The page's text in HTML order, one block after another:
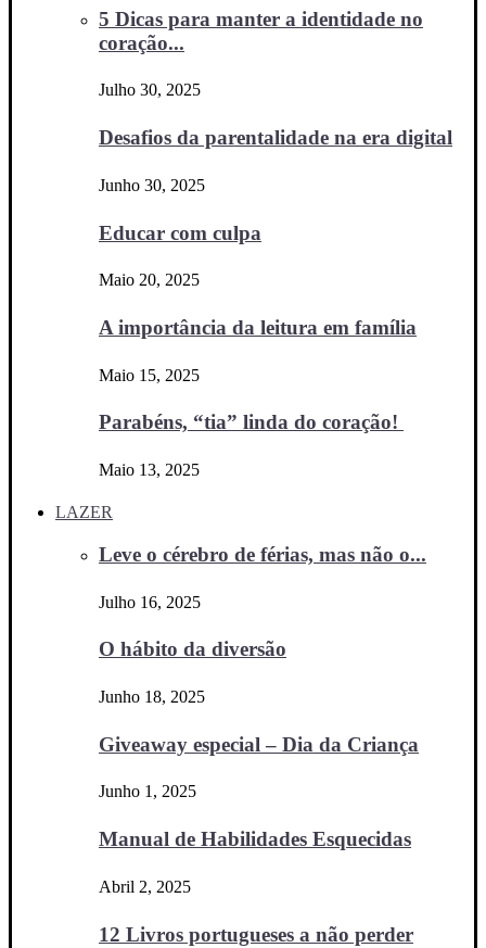
5 Dicas para manter a identidade no
coração...
Julho 30, 2025
Desafios da parentalidade na era digital
Junho 30, 2025
Educar com culpa
Maio 20, 2025
A importância da leitura em família
Maio 15, 2025
Parabéns, “tia” linda do coração!
Maio 13, 2025
LAZER
Leve o cérebro de férias, mas não o...
Julho 16, 2025
O hábito da diversão
Junho 18, 2025
Giveaway especial – Dia da Criança
Junho 1, 2025
Manual de Habilidades Esquecidas
Abril 2, 2025
12 Livros portugueses a não perder